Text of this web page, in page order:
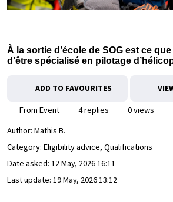
À la sortie d’école de SOG est ce
d’être spécialisé en pilotage
ADD TO FAVOURITES
From Event 4 replies
0 views
Author: Mathis B.
Category: Eligibility advice, Qualifications
Date asked: 12 May, 2026 16:11
Last update: 19 May, 2026 13:12